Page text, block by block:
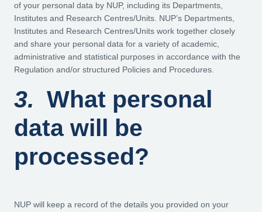
of your personal data by NUP, including its Departments,
Institutes and Research Centres/Units. NUP’s Departments,
Institutes and Research Centres/Units work together closely
and share your personal data for a variety of academic,
administrative and statistical purposes in accordance with the
Regulation and/or structured Policies and Procedures.
3. What personal
data will be
processed?
NUP will keep a record of the details you provided on your